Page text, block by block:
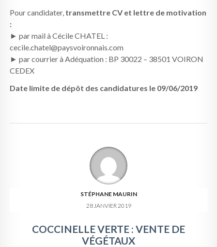
Pour candidater, transmettre CV et lettre de motivation
:
► par mail à Cécile CHATEL :
cecile.chatel@paysvoironnais.com
► par courrier à Adéquation : BP 30022 – 38501 VOIRON
CEDEX
Date limite de dépôt des candidatures le 09/06/2019
STÉPHANE MAURIN
28 JANVIER 2019
COCCINELLE VERTE : VENTE DE
VÉGÉTAUX